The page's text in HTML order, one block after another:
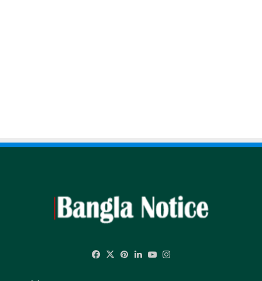
Facebook
X Pinterest
LinkedInYouTube